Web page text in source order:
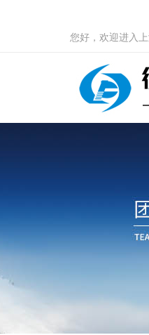
您好，欢迎进入